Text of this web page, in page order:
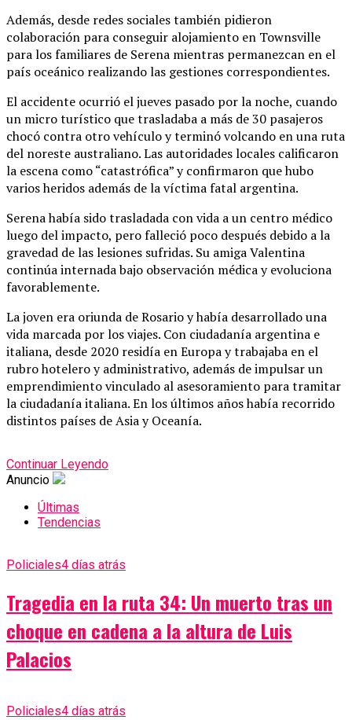
Además, desde redes sociales también pidieron
colaboración para conseguir alojamiento en Townsville
para los familiares de Serena mientras permanezcan en el
país oceánico realizando las gestiones correspondientes.
El accidente ocurrió el jueves pasado por la noche, cuando
un micro turístico que trasladaba a más de 30 pasajeros
chocó contra otro vehículo y terminó volcando en una ruta
del noreste australiano. Las autoridades locales calificaron
la escena como “catastrófica” y confirmaron que hubo
varios heridos además de la víctima fatal argentina.
Serena había sido trasladada con vida a un centro médico
luego del impacto, pero falleció poco después debido a la
gravedad de las lesiones sufridas. Su amiga Valentina
continúa internada bajo observación médica y evoluciona
favorablemente.
La joven era oriunda de Rosario y había desarrollado una
vida marcada por los viajes. Con ciudadanía argentina e
italiana, desde 2020 residía en Europa y trabajaba en el
rubro hotelero y administrativo, además de impulsar un
emprendimiento vinculado al asesoramiento para tramitar
la ciudadanía italiana. En los últimos años había recorrido
distintos países de Asia y Oceanía.
Continuar Leyendo
Anuncio
Últimas
Tendencias
Policiales4 días atrás
Tragedia en la ruta 34: Un muerto tras un
choque en cadena a la altura de Luis
Palacios
Policiales4 días atrás